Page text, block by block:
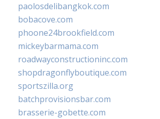
paolosdelibangkok.com
bobacove.com
phoone24brookfield.com
mickeybarmama.com
roadwayconstructioninc.com
shopdragonflyboutique.com
sportszilla.org
batchprovisionsbar.com
brasserie-gobette.com